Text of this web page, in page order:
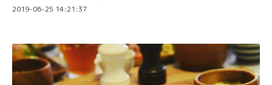
2019-06-25 14:21:37